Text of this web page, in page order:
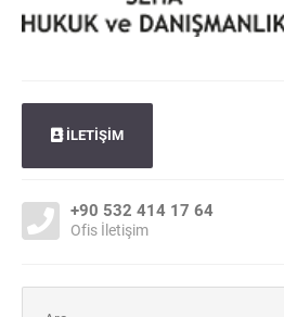
İLETİŞİM
+90 532 414 17 64
Ofis İletişim